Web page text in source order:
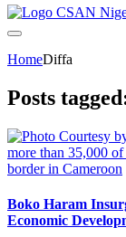
HomeDiffa
Posts
Boko Haram
Economic